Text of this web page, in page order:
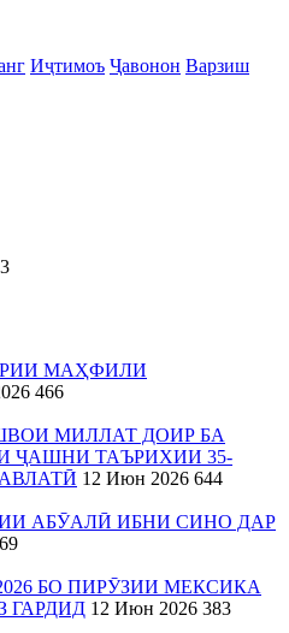
Иҷтимоъ Ҷавонон Варзиш
МАҲФИЛИ
466
МИЛЛАТ ДОИР БА
ҶАШНИ ТАЪРИХИИ 35-
12 Июн 2026 644
АБӮАЛӢ ИБНИ СИНО ДАР
БО ПИРӮЗИИ МЕКСИКА
ГАРДИД 12 Июн 2026 383